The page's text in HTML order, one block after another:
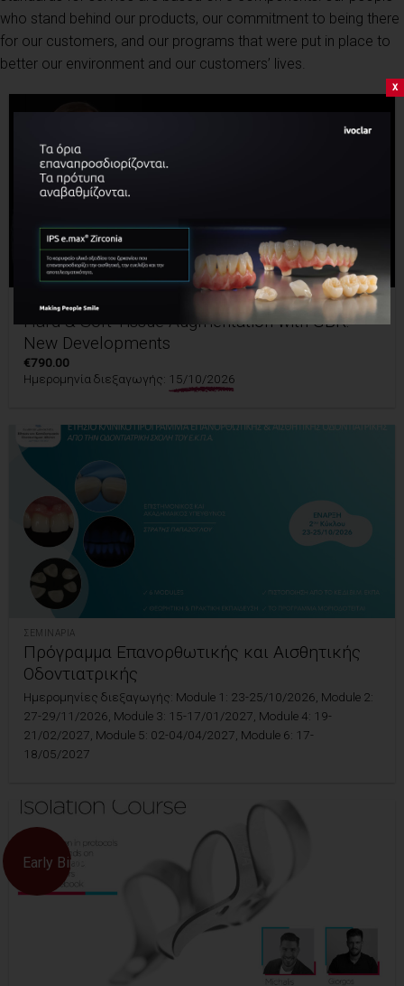
who stand behind our products, our commitment to being there
for our customers, and our programs that were put in place to
better our environment and our customers’ lives.
Hard & Soft Tissue Augmentation with GBR:
New Developments
€790.00
Ημερομηνία διεξαγωγής: 15/10/2026
ΣΕΜΙΝΆΡΙΑ
Πρόγραμμα Επανορθωτικής και Αισθητικής
Οδοντιατρικής
Ημερομηνίες διεξαγωγής: Module 1: 23-25/10/2026, Module 2:
27-29/11/2026, Module 3: 15-17/01/2027, Module 4: 19-
21/02/2027, Module 5: 02-04/04/2027, Module 6: 17-
18/05/2027
Early Bird!
x